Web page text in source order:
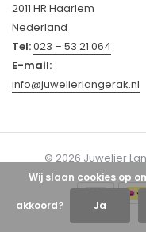
2011 HR Haarlem
Nederland
Tel:023 – 53 21 064
E-mail:
info@juwelierlangerak.nl
© 2026 Juwelier
Wij slaan cookies op
akkoord? Ja